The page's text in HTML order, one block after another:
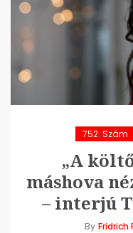
752. Szám
„A
máshova
– interjú
By Fridrich